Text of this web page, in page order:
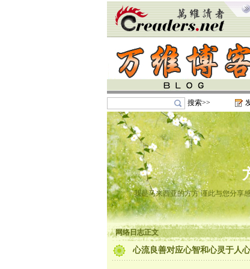
搜索>>
我是马来西亚的方方 谨此与您分享
网络日志正文
心流良善对应心智和心灵于人